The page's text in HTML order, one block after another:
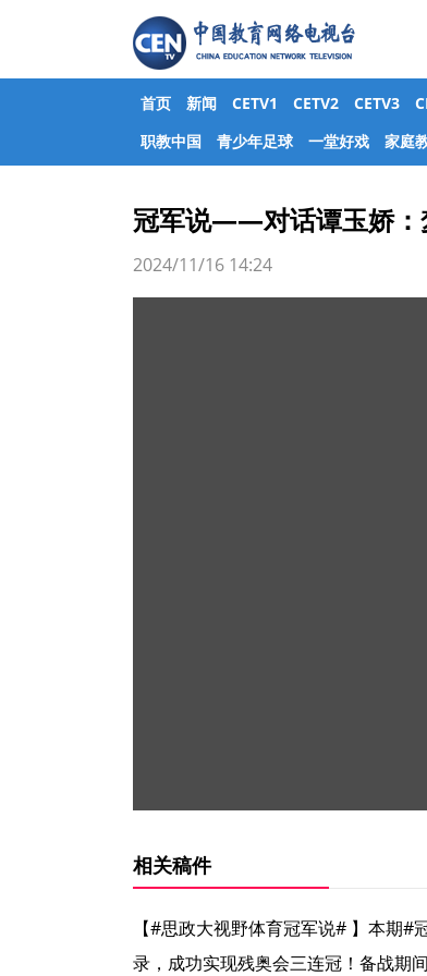
首页 新闻 CETV1 CETV2 CETV3
职教中国
青少年足球 一堂好戏 家庭
冠军说——对话谭玉娇：
2024/11/16 14:24
相关稿件
【#思政大视野体育冠军说# 】本期
录，成功实现残奥会三连冠！备战期